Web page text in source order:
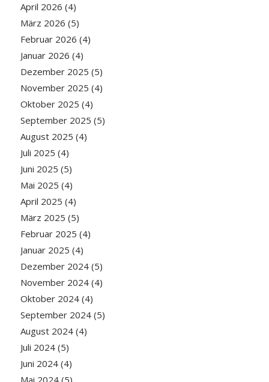
April 2026 (4)
März 2026 (5)
Februar 2026 (4)
Januar 2026 (4)
Dezember 2025 (5)
November 2025 (4)
Oktober 2025 (4)
September 2025 (5)
August 2025 (4)
Juli 2025 (4)
Juni 2025 (5)
Mai 2025 (4)
April 2025 (4)
März 2025 (5)
Februar 2025 (4)
Januar 2025 (4)
Dezember 2024(5)
November 2024(4)
Oktober 2024(4)
September 2024(5)
August 2024(4)
Juli 2024(5)
Juni 2024(4)